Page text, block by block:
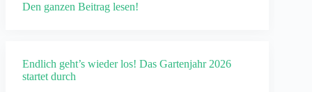
Den ganzen Beitrag lesen!
Endlich geht’s wieder los! Das Gartenjahr 2026
startet durch